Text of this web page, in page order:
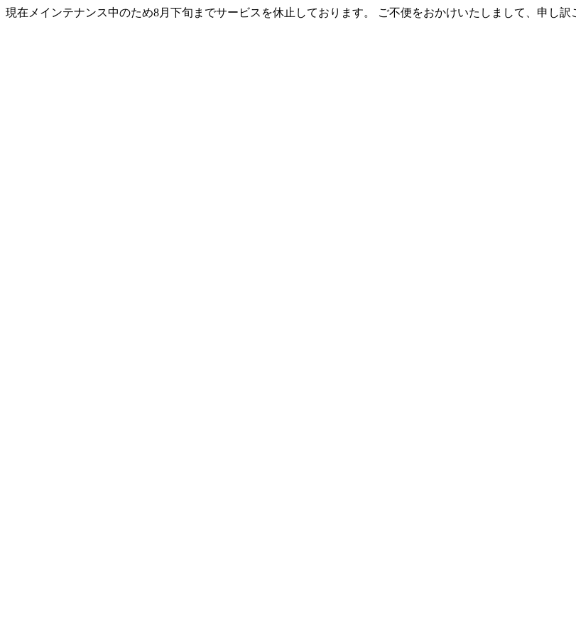
現在メインテナンス中のため8月下旬までサービスを休止しております。 ご不便をおかけいたしまして、申し訳